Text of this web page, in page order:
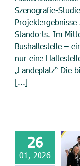
Szenografie-
Standorts. Im
Bushaltestelle –
nur eine
„Landeplatz“ Die
[...]
26
01, 2026